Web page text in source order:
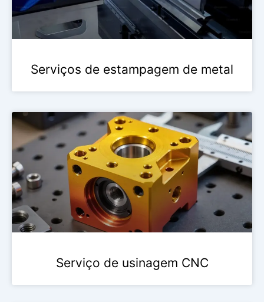
Serviços de estampagem de metal
Serviço de usinagem CNC